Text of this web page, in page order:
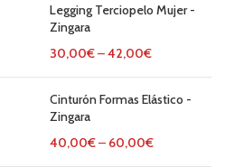
Legging Terciopelo Mujer -
Zingara
30,00€–42,00€
Cinturón Formas Elástico -
Zingara
40,00€– 60,00€